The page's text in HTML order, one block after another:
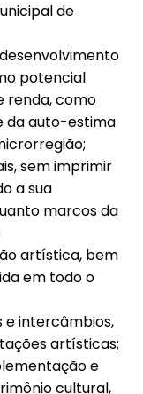
de
potencial
renda, como
da auto-estima
sem imprimir
a sua
marcos da
artística, bem
em todo o
e intercâmbios,
artísticas;
e
cultural,